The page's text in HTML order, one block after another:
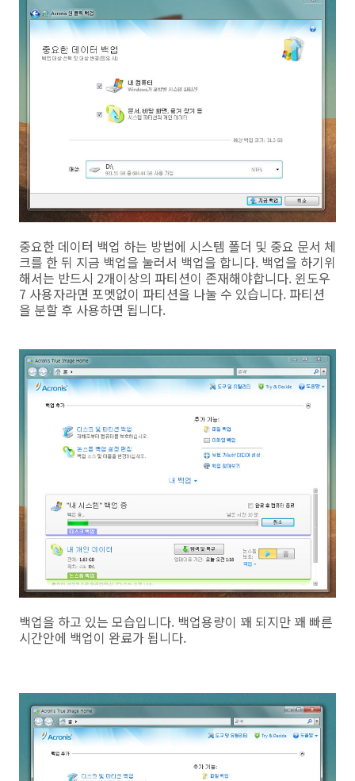
중요한 데이터 백업 하는 방법에 시스템 폴더 및 중요 문서 체
크를 한 뒤 지금 백업을 눌러서 백업을 합니다. 백업을 하기위
해서는 반드시 2개이상의 파티션이 존재해야합니다. 윈도우
7 사용자라면 포멧없이 파티션을 나눌 수 있습니다. 파티션
을 분할 후 사용하면 됩니다.
백업을 하고 있는 모습입니다. 백업용량이 꽤 되지만 꽤 빠른
시간안에 백업이 완료가 됩니다.